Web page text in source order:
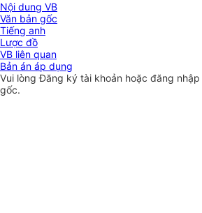
Nội dung VB
Văn bản gốc
Tiếng anh
Lược đồ
VB liên quan
Bản án áp dụng
Vui lòngĐăng ký tài khoản hoặc đăng nhập
gốc.